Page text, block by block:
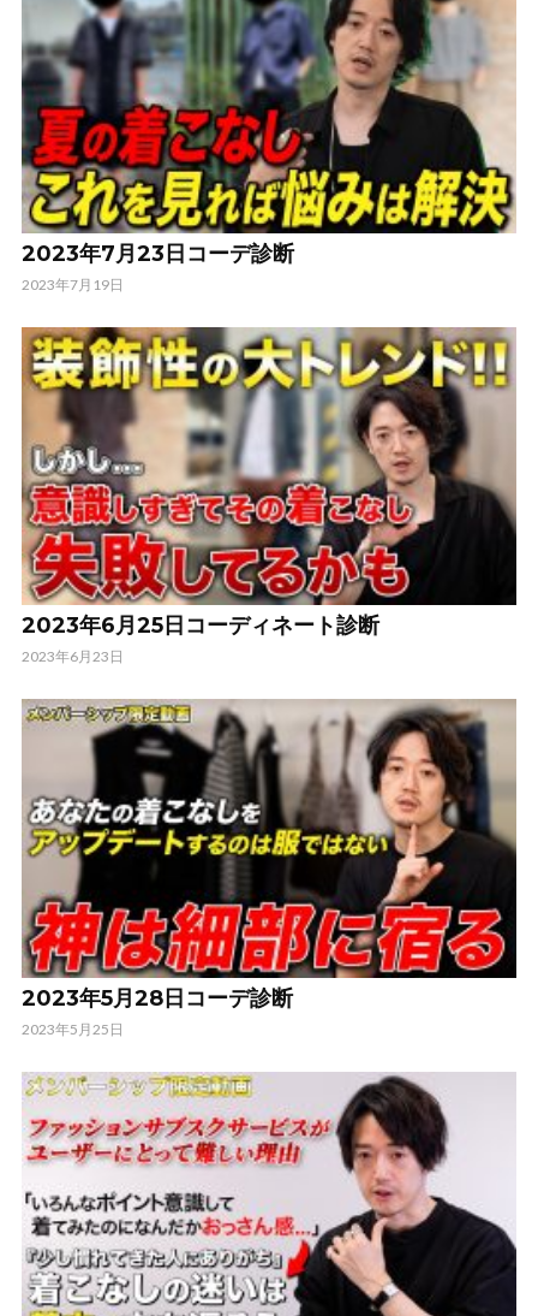
2023年7月23日コーデ診断
2023年7月19日
2023年6月25日コーディネート診断
2023年6月23日
2023年5月28日コーデ診断
2023年5月25日